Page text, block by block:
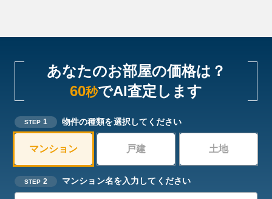
あなたのお部屋の価格は？
60秒でAI査定します
STEP 1 物件の種類を選択してください
マンション 戸建 土地
STEP 2 マンション名を入力してください